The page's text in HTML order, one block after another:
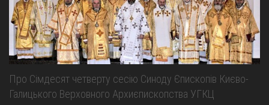
Про Сімдесят четверту сесію Синоду Єпископів Києво-
Галицького Верховного Архиєпископства УГКЦ